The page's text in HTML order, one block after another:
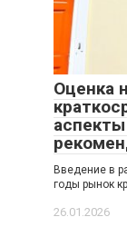
Оценка
Введение в
годы рынок
26.01.2026